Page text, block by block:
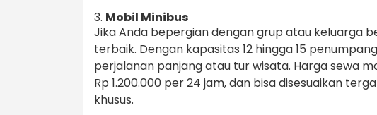
3. Mobil Minibus
Jika Anda bepergian dengan grup atau keluarga
terbaik. Dengan kapasitas 12 hingga 15
perjalanan panjang atau tur wisata. Harga sewa
Rp 1.200.000 per 24 jam, dan bisa disesuaikan
khusus.